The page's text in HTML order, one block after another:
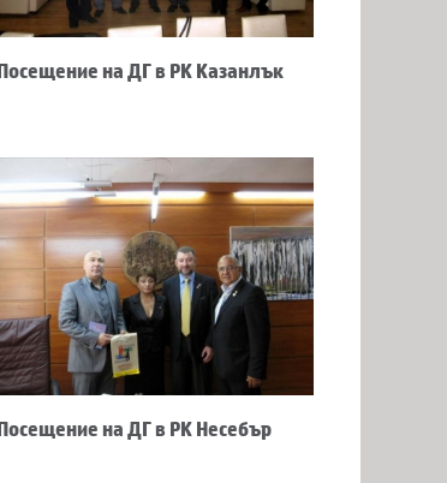
Посещение на ДГ в РК Казанлък
Посещение на ДГ в РК Несебър